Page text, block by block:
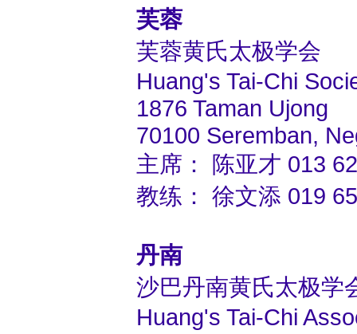
芙蓉
芙蓉黄氏太极学会
Huang's Tai-Chi
1876 Taman Ujong
70100 Seremban,
主席： 陈亚才 013
教练： 徐文添 019
丹南
沙巴丹南黄氏太极学
Huang's Tai-Chi